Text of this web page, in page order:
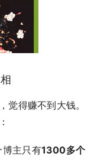
觉得赚不到大钱。
博主只有1300多个